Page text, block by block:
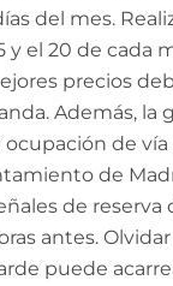
del mes.
y el 20 de cada
precios
Además, la
de
de
de reserva
antes.
puede